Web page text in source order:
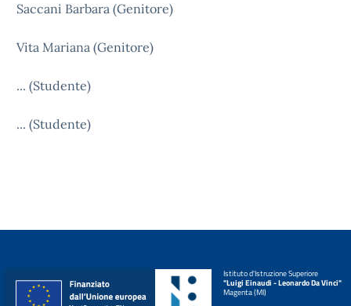
Saccani Barbara (Genitore)
Vita Mariana (Genitore)
... (Studente)
... (Studente)
Istituto d'Istruzione Superiore
"Luigi Einaudi - Leonardo Da Vinci"
Magenta (MI)